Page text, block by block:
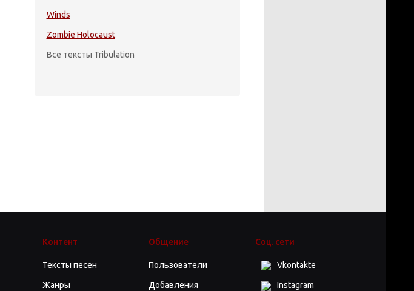
Winds
Zombie Holocaust
Все тексты Tribulation
Контент
Тексты песен
Жанры
Общение
Пользователи
Добавления
Соц. сети
Vkontakte
Instagram